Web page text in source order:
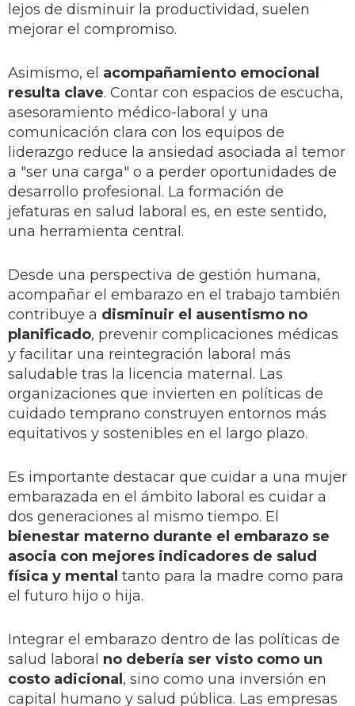
lejos de disminuir la productividad, suelen
mejorar el compromiso.
Asimismo, el acompañamiento emocional
resulta clave. Contar con espacios de escucha,
asesoramiento médico-laboral y una
comunicación clara con los equipos de
liderazgo reduce la ansiedad asociada al temor
a "ser una carga" o a perder oportunidades de
desarrollo profesional. La formación de
jefaturas en salud laboral es, en este sentido,
una herramienta central.
Desde una perspectiva de gestión humana,
acompañar el embarazo en el trabajo también
contribuye a disminuir el ausentismo no
planificado, prevenir complicaciones médicas
y facilitar una reintegración laboral más
saludable tras la licencia maternal. Las
organizaciones que invierten en políticas de
cuidado temprano construyen entornos más
equitativos y sostenibles en el largo plazo.
Es importante destacar que cuidar a una mujer
embarazada en el ámbito laboral es cuidar a
dos generaciones al mismo tiempo. El
bienestar materno durante el embarazo se
asocia con mejores indicadores de salud
física y mental tanto para la madre como para
el futuro hijo o hija.
Integrar el embarazo dentro de las políticas de
salud laboral no debería ser visto como un
costo adicional , sino como una inversión en
capital humano y salud pública. Las empresas